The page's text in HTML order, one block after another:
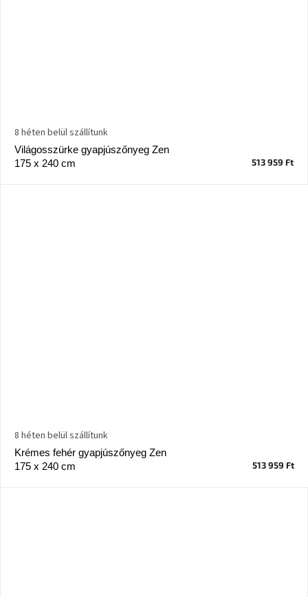
Világosszürke gyapjúszőnyeg Zen
175 x 240 cm
8 héten belül szállítunk
513 959 Ft
Krémes fehér gyapjúszőnyeg Zen
175 x 240 cm
8 héten belül szállítunk
513 959 Ft